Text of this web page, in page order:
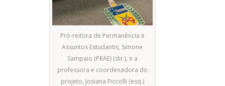
Pró-reitora de Permanência e
Assuntos Estudantis, Simone
Sampaio (PRAE) (dir.), e a
professora e coordenadora do
projeto, Josiana Piccolli (esq.)